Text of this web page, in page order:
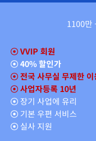
1100
☉VVIP 회원
☉40% 할인가
☉ 전국 사무실 무제한 이
☉ 사업자등록 10년
☉ 장기 사업에 유리
☉ 기본 우편 서비스
☉ 실사 지원